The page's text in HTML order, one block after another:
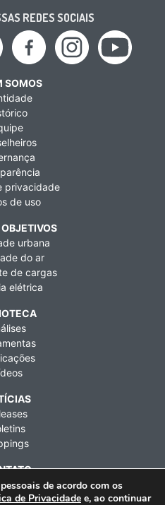
REDES SOCIAIS
SOMOS
privacidade
de uso
urbana
do ar
de cargas
elétrica
de acordo com os
de Privacidade e, ao continuar